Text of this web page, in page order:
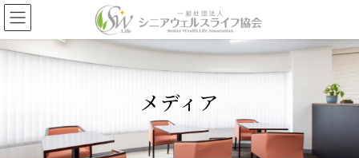
コ
ン
テ
ン
ナ
ビ
ゲ
ー
移
メディア